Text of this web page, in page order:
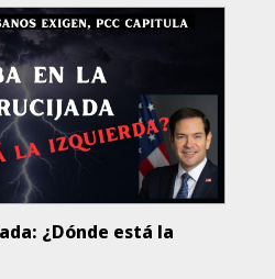
¿Dónde está la